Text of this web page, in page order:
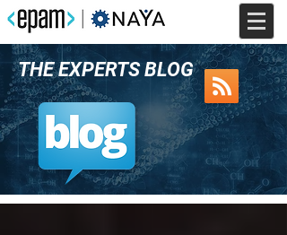
THE EXPERTS BLOG